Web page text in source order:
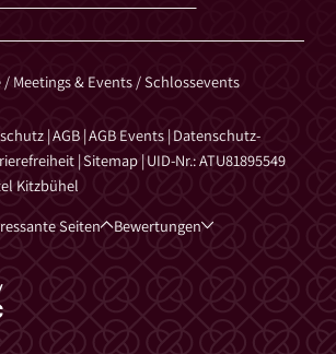
/ Meetings & Events/Schlossevents
|AGB |AGB Events |Datenschutz-
|Sitemap |UID-Nr.: ATU81895549
Kitzbühel
Seiten
Bewertungen